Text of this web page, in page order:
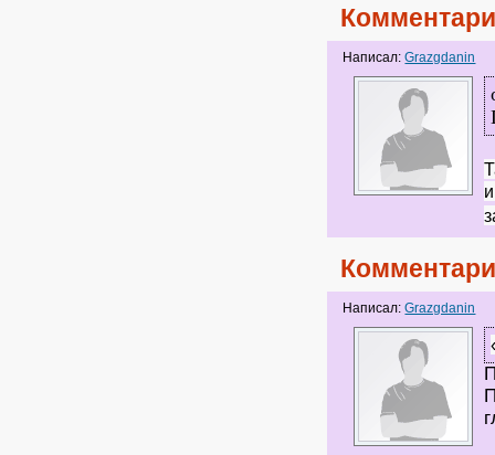
Написал:Grazgdanin
Написал:Grazgdanin